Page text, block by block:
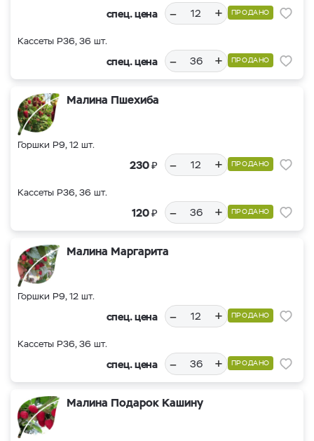
спец. цена – + ПРОДАНО
Кассеты Р36, 36 шт.
спец. цена – + ПРОДАНО
Малина Пшехиба
Горшки Р9, 12 шт.
230₽ – + ПРОДАНО
Кассеты Р36, 36 шт.
120₽ – + ПРОДАНО
Малина Маргарита
Горшки Р9, 12 шт.
спец. цена – + ПРОДАНО
Кассеты Р36, 36 шт.
спец. цена – + ПРОДАНО
Малина Подарок Кашину